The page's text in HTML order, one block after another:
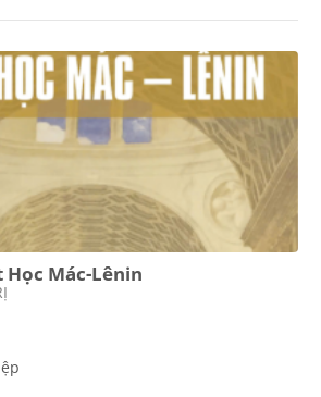
Học Mác-Lênin